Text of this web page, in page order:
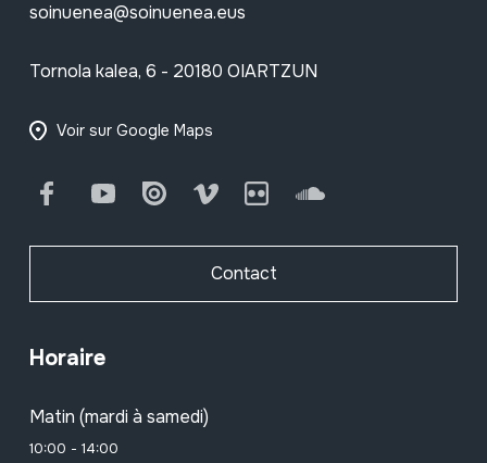
soinuenea@soinuenea.eus
Tornola kalea, 6 - 20180 OIARTZUN
Voir sur Google Maps
FacebookYoutube Issuu Vimeo Flickr SoundCloud
Contact
Horaire
Matin (mardi à samedi)
10:00 - 14:00